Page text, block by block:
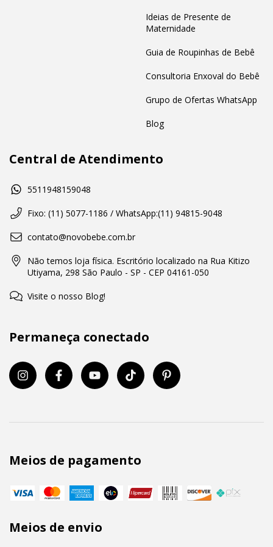
Ideias de Presente de
Maternidade
Guia de Roupinhas de Bebê
Consultoria Enxoval do Bebê
Grupo de Ofertas WhatsApp
Blog
Central de Atendimento
5511948159048
Fixo: (11) 5077-1186 / WhatsApp:(11) 94815-9048
contato@novobebe.com.br
Não temos loja física. Escritório localizado na Rua Kitizo
Utiyama, 298 São Paulo - SP - CEP 04161-050
Visite o nosso Blog!
Permaneça conectado
Meios de pagamento
Meios de envio